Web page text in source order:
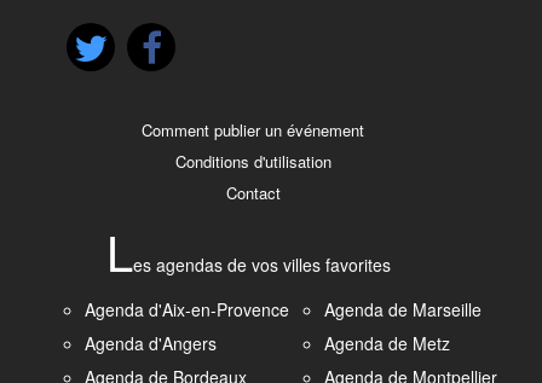
Comment publier un événement
Conditions d'utilisation
Contact
Les agendas de vos villes favorites
Agenda d'Aix-en-Provence
Agenda d'Angers
Agenda de Bordeaux
Agenda de Marseille
Agenda de Metz
Agenda de Montpellier